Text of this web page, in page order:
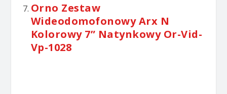
Orno Zestaw
Wideodomofonowy Arx N
Kolorowy 7” Natynkowy Or-Vid-
Vp-1028